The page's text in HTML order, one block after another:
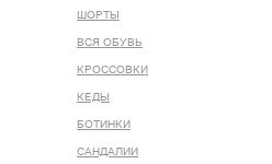
ШОРТЫ
ВСЯ ОБУВЬ
КРОССОВКИ
КЕДЫ
БОТИНКИ
САНДАЛИИ